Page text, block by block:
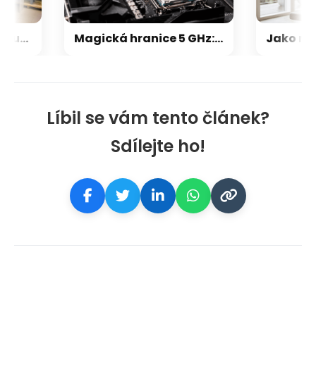
Líbil se vám tento článek?
Sdílejte ho!
Češi vyvíjejí lidský kloub budoucnosti. 3D tiskárna za 29 milionů vyrobí implantát, který uvolní léky přímo v těle Magická hranice 5 GHz: Proč už frekvence procesorů dávno neroste do nebes? Důvod vás možná překvapí